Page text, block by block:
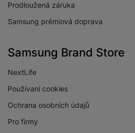
Prodloužená záruka
Samsung prémiová doprava
Samsung Brand Store
NextLife
Používaní cookies
Ochrana osobních údajů
Pro firmy